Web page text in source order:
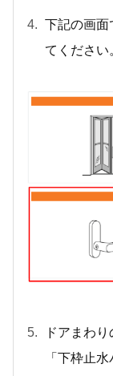
下記の画面
てください
ドアまわ
「下枠止